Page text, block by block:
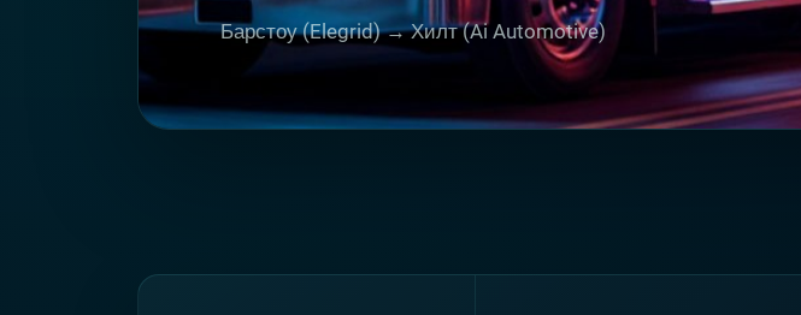
Барстоу (Elegrid) → Хилт (Ai Automotive)